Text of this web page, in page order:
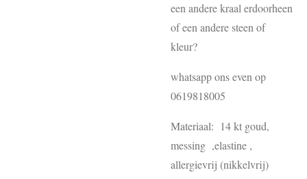
een andere kraal erdoorheen
of een andere steen of
kleur?
whatsapp ons even op
0619818005
Materiaal: 14 kt goud,
messing ,elastine ,
allergievrij (nikkelvrij)